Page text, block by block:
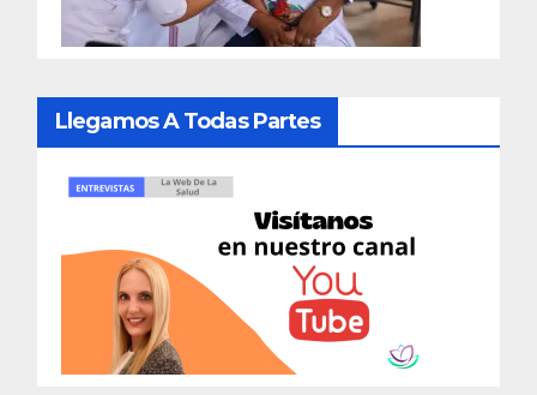
Llegamos A Todas Partes